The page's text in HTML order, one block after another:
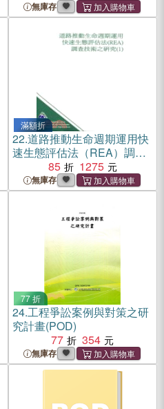
無庫存
滿額折
22.道路推動生命週期運用快
速生態評估法（REA）調查
技術之研究（1）
85 1275
無庫存
77 折
24.工程爭訟案例與對策之研
究計畫(POD)
77
354
無庫存